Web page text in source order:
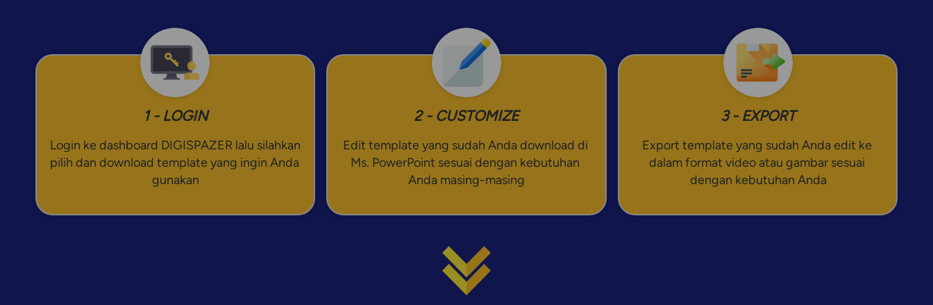
1 - LOGIN
Login ke dashboard DIGISPAZER lalu silahkan
pilih dan download template yang ingin Anda
gunakan
2 - CUSTOMIZE
Edit template yang sudah Anda download di
Ms. PowerPoint sesuai dengan kebutuhan
Anda masing-masing
3 - EXPORT
Export template yang sudah Anda edit ke
dalam format video atau gambar sesuai
dengan kebutuhan Anda